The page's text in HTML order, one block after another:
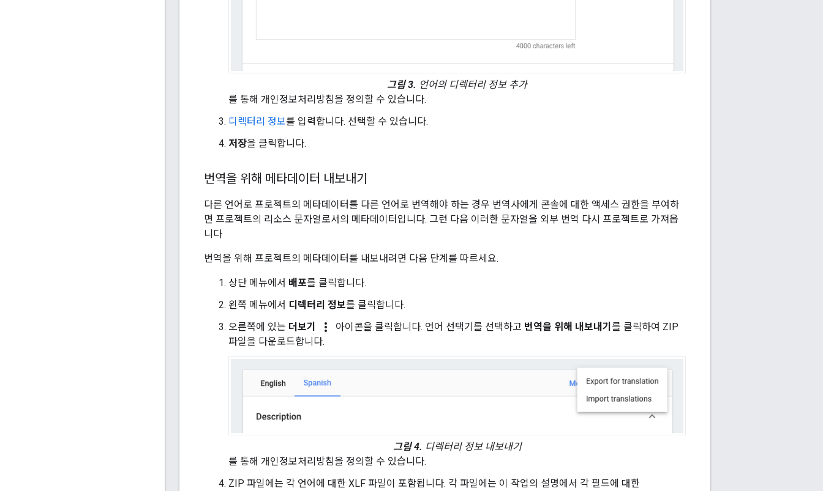
그림 3. 언어의 디렉터리 정보 추가
를 통해 개인정보처리방침을 정의할 수 있습니다.
디렉터리 정보를 입력합니다. 선택할 수 있습니다.
저장을 클릭합니다.
번역을 위해 메타데이터 내보내기
다른 언어로 프로젝트의 메타데이터를 다른 언어로 번역해야 하는 경우 번역사에게 콘솔에 대한 액세스 권한을 부여하
면 프로젝트의 리소스 문자열로서의 메타데이터입니다. 그런 다음 이러한 문자열을 외부 번역 다시 프로젝트로 가져옵
니다
번역을 위해 프로젝트의 메타데이터를 내보내려면 다음 단계를 따르세요.
상단 메뉴에서 배포를 클릭합니다.
왼쪽 메뉴에서 디렉터리 정보를 클릭합니다.
오른쪽에 있는 더보기 more_vert 아이콘을 클릭합니다. 언어 선택기를 선택하고 번역을 위해 내보내기 를 클릭하여 ZIP
파일을 다운로드합니다.
그림 4. 디렉터리 정보 내보내기
를 통해 개인정보처리방침을 정의할 수 있습니다.
ZIP 파일에는 각 언어에 대한 XLF 파일이 포함됩니다. 각 파일에는 이 작업의 설명에서 각 필드에 대한